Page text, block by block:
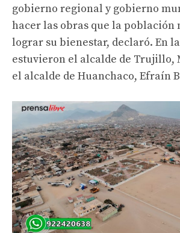
gobierno regional y gobierno
hacer las obras que la población
lograr su bienestar, declaró. En
estuvieron el alcalde de Trujillo,
el alcalde de Huanchaco, Efraín